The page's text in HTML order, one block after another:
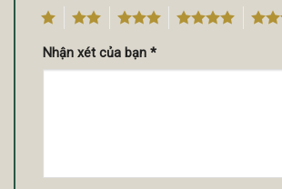
4 5
Nhận xét của bạn *